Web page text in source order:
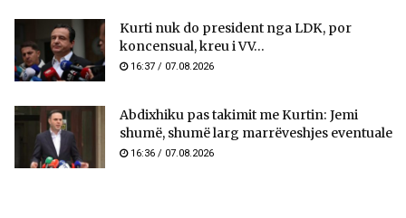
Kurti nuk do president nga LDK, por
koncensual, kreu i VV...
16:37 / 07.08.2026
Abdixhiku pas takimit me Kurtin: Jemi
shumë, shumë larg marrëveshjes eventuale
16:36 / 07.08.2026